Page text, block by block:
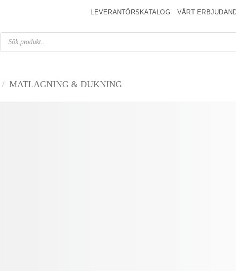
LEVERANTÖRSKATALOG VÅRT
Produktsökning
/ MATLAGNING & DUKNING